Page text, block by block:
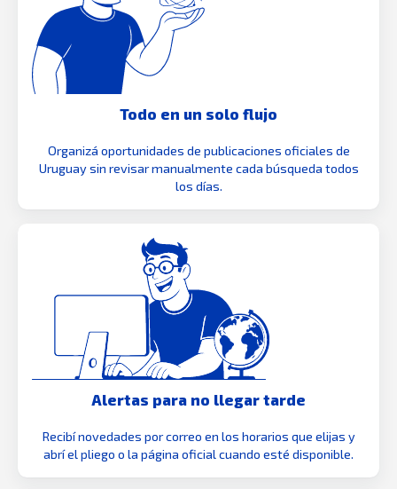
Todo en un solo flujo
Organizá oportunidades de publicaciones oficiales de
Uruguay sin revisar manualmente cada búsqueda todos
los días.
Alertas para no llegar tarde
Recibí novedades por correo en los horarios que elijas y
abrí el pliego o la página oficial cuando esté disponible.